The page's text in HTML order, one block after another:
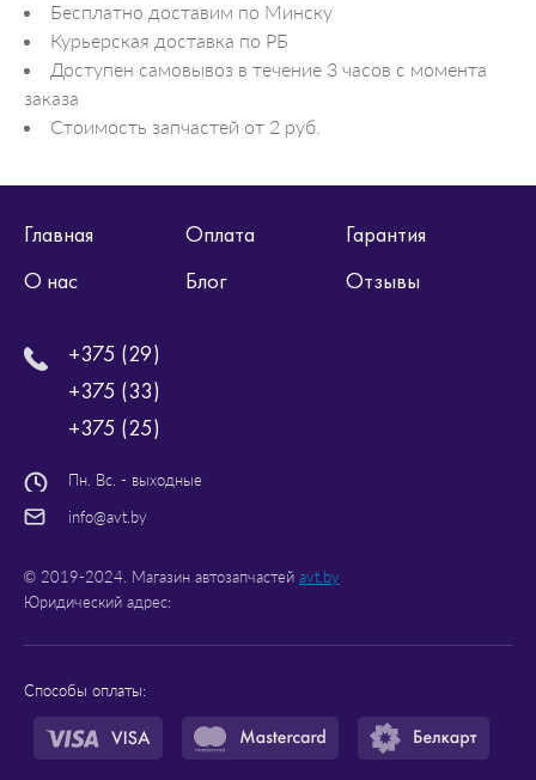
Бесплатно доставим по Минску
Курьерская доставка по РБ
Доступен самовывоз в течение 3 часов с момента
заказа
Стоимость запчастей от 2 руб.
Главная Оплата
Гарантия
О нас
Блог Отзывы
+375 (29)
+375 (33)
+375 (25)
Пн. Вс. - выходные
info@avt.by
© 2019-2024. Магазин автозапчастей avt.by
Юридический адрес:
Способы оплаты: